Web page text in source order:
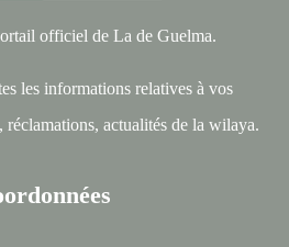
officiel de La de Guelma.
les informations relatives à vos
réclamations, actualités de la wilaya.